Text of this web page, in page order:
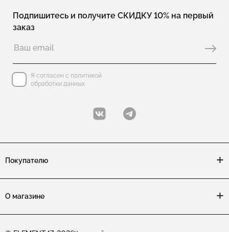
Подпишитесь и получите СКИДКУ 10% на первый
заказ
Я согласен с политикой
обработки данных
Покупателю
О магазине